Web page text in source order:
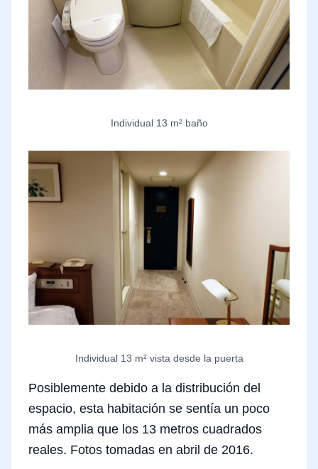
Individual 13 m² baño
Individual 13 m² vista desde la puerta
Posiblemente debido a la distribución del
espacio, esta habitación se sentía un poco
más amplia que los 13 metros cuadrados
reales. Fotos tomadas en abril de 2016.